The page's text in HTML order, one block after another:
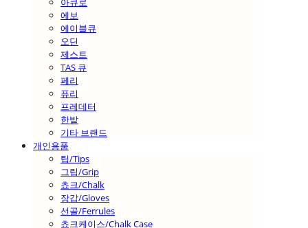
에보
에이블큐
오딘
제스트
TAS 큐
페리
퓨리
프레데터
한밭
기타 브랜드
개인용품
팁/Tips
그립/Grip
쵸크/Chalk
장갑/Gloves
선골/Ferrules
쵸크케이스/Chalk Case